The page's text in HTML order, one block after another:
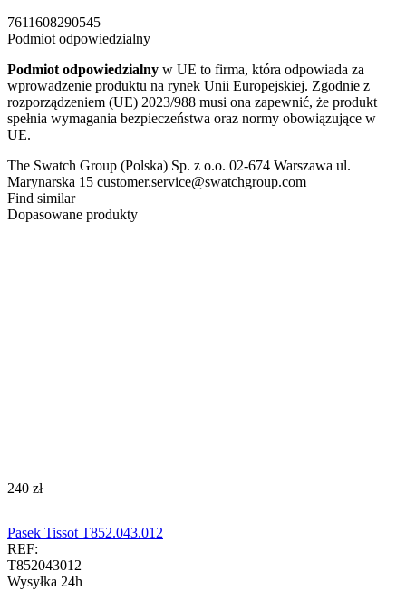
7611608290545
Podmiot odpowiedzialny
Podmiot odpowiedzialny w UE to firma, która odpowiada za
wprowadzenie produktu na rynek Unii Europejskiej. Zgodnie z
rozporządzeniem (UE) 2023/988 musi ona zapewnić, że produkt
spełnia wymagania bezpieczeństwa oraz normy obowiązujące w
UE.
The Swatch Group (Polska) Sp. z o.o. 02-674 Warszawa ul.
Marynarska 15 customer.service@swatchgroup.com
Find similar
Dopasowane produkty
‍240‍ zł
Pasek Tissot T852.043.012
REF:
T852043012
Wysyłka 24h